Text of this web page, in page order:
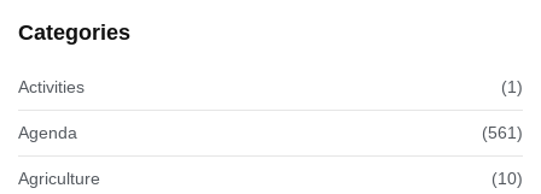
Categories
Activities (1)
Agenda (561)
Agriculture (10)